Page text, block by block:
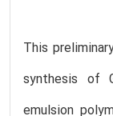
This
synthesis of
emulsion